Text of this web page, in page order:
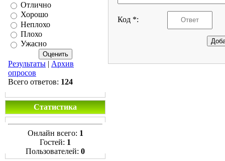
Отлично
Хорошо
Неплохо
Плохо
Ужасно
Результаты | Архив
опросов
Всего ответов: 124
Статистика
Онлайн всего: 1
Гостей: 1
Пользователей: 0
Код *: